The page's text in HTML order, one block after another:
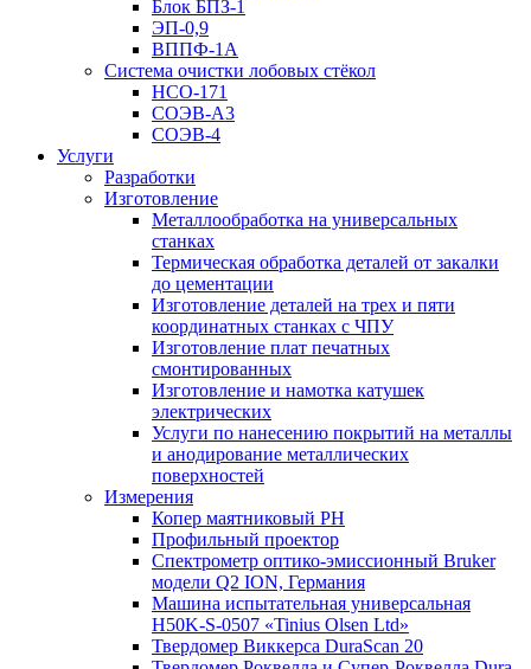
Блок БПЗ-1
ЭП-0,9
ВППФ-1А
Система очистки лобовых стёкол
НСО-171
СОЭВ-А3
СОЭВ-4
Услуги
Разработки
Изготовление
Металлообработка на универсальных
станках
Термическая обработка деталей от закалки
до цементации
Изготовление деталей на трех и пяти
координатных станках с ЧПУ
Изготовление плат печатных
смонтированных
Изготовление и намотка катушек
электрических
Услуги по нанесению покрытий на металлы
и анодирование металлических
поверхностей
Измерения
Копер маятниковый РН
Профильный проектор
Спектрометр оптико-эмиссионный Bruker
модели Q2 ION, Германия
Машина испытательная универсальная
H50K-S-0507 «Tinius Olsen Ltd»
Твердомер Виккерса DuraScan 20